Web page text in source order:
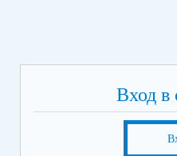
Вход в